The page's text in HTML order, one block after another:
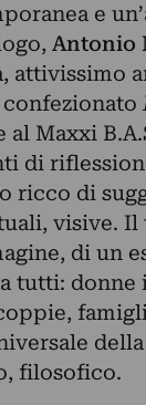
e
Antonio
attivissimo
al Maxxi
di
ricco di
visive. Il
di un
tutti: donne
filosofico.